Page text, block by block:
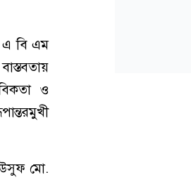
এ বি এম
ও
মো.